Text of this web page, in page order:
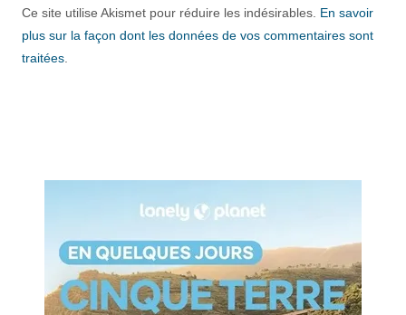
Ce site utilise Akismet pour réduire les indésirables. En savoir
plus sur la façon dont les données de vos commentaires sont
traitées